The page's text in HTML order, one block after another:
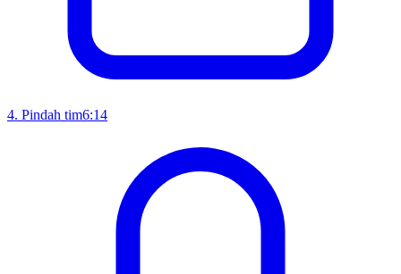
4. Pindah tim6:14